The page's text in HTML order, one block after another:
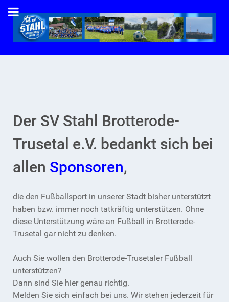
Der SV Stahl Brotterode-
Trusetal e.V. bedankt sich bei
allen Sponsoren,
die den Fußballsport in unserer Stadt bisher unterstützt
haben bzw. immer noch tatkräftig unterstützen. Ohne
diese Unterstützung wäre an Fußball in Brotterode-
Trusetal gar nicht zu denken.
Auch Sie wollen den Brotterode-Trusetaler Fußball
unterstützen?
Dann sind Sie hier genau richtig.
Melden Sie sich einfach bei uns. Wir stehen jederzeit für